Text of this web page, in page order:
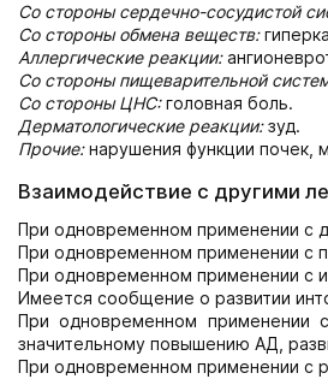
Со стороны сердечно-сосудистой
Со стороны обмена веществ:
Аллергические реакции:
Со стороны пищеварительной
Со стороны ЦНС:головная боль.
Дерматологические реакции:зуд.
Прочие:нарушения функции почек,
Взаимодействие с другими
При одновременном применении с
При одновременном применении с
При одновременном применении с
Имеется сообщение о развитии
При одновременном применении
значительному повышению АД,
При одновременном применении с